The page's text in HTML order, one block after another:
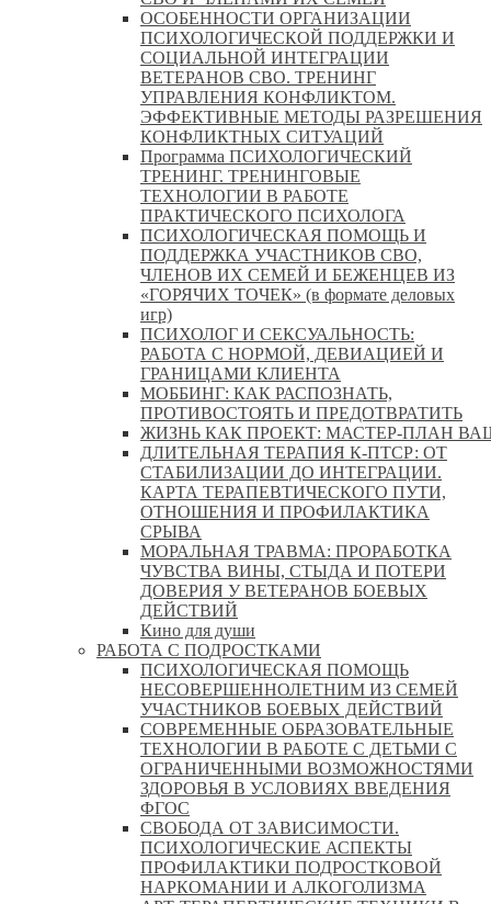
ОСОБЕННОСТИ ОРГАНИЗАЦИИ
ПСИХОЛОГИЧЕСКОЙ ПОДДЕРЖКИ И
СОЦИАЛЬНОЙ ИНТЕГРАЦИИ
ВЕТЕРАНОВ СВО. ТРЕНИНГ
УПРАВЛЕНИЯ КОНФЛИКТОМ.
ЭФФЕКТИВНЫЕ МЕТОДЫ РАЗРЕШЕНИЯ
КОНФЛИКТНЫХ СИТУАЦИЙ
Программа ПСИХОЛОГИЧЕСКИЙ
ТРЕНИНГ. ТРЕНИНГОВЫЕ
ТЕХНОЛОГИИ В РАБОТЕ
ПРАКТИЧЕСКОГО ПСИХОЛОГА
ПСИХОЛОГИЧЕСКАЯ ПОМОЩЬ И
ПОДДЕРЖКА УЧАСТНИКОВ СВО,
ЧЛЕНОВ ИХ СЕМЕЙ И БЕЖЕНЦЕВ ИЗ
«ГОРЯЧИХ ТОЧЕК» (в формате деловых
игр)
ПСИХОЛОГ И СЕКСУАЛЬНОСТЬ:
РАБОТА С НОРМОЙ, ДЕВИАЦИЕЙ И
ГРАНИЦАМИ КЛИЕНТА
МОББИНГ: КАК РАСПОЗНАТЬ,
ПРОТИВОСТОЯТЬ И ПРЕДОТВРАТИТЬ
ЖИЗНЬ КАК ПРОЕКТ: МАСТЕР‑ПЛАН
ДЛИТЕЛЬНАЯ ТЕРАПИЯ К-ПТСР: ОТ
СТАБИЛИЗАЦИИ ДО ИНТЕГРАЦИИ.
КАРТА ТЕРАПЕВТИЧЕСКОГО ПУТИ,
ОТНОШЕНИЯ И ПРОФИЛАКТИКА
СРЫВА
МОРАЛЬНАЯ ТРАВМА: ПРОРАБОТКА
ЧУВСТВА ВИНЫ, СТЫДА И ПОТЕРИ
ДОВЕРИЯ У ВЕТЕРАНОВ БОЕВЫХ
ДЕЙСТВИЙ
Кино для души
РАБОТА С ПОДРОСТКАМИ
ПСИХОЛОГИЧЕСКАЯ ПОМОЩЬ
НЕСОВЕРШЕННОЛЕТНИМ ИЗ СЕМЕЙ
УЧАСТНИКОВ БОЕВЫХ ДЕЙСТВИЙ
СОВРЕМЕННЫЕ ОБРАЗОВАТЕЛЬНЫЕ
ТЕХНОЛОГИИ В РАБОТЕ С ДЕТЬМИ С
ОГРАНИЧЕННЫМИ ВОЗМОЖНОСТЯМИ
ЗДОРОВЬЯ В УСЛОВИЯХ ВВЕДЕНИЯ
ФГОС
СВОБОДА ОТ ЗАВИСИМОСТИ.
ПСИХОЛОГИЧЕСКИЕ АСПЕКТЫ
ПРОФИЛАКТИКИ ПОДРОСТКОВОЙ
НАРКОМАНИИ И АЛКОГОЛИЗМА